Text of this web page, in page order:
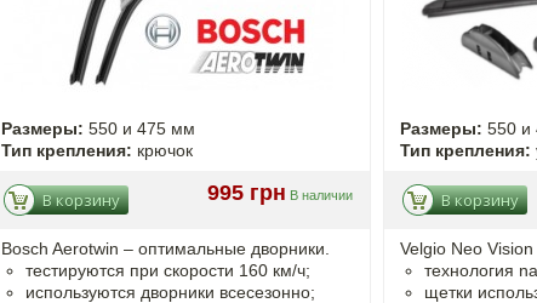
Размеры: 550 и 475 мм
Тип крепления: крючок
995 грн В наличии
В корзину
Bosch Aerotwin – оптимальные дворники.
тестируются при скорости 160 км/ч;
используются дворники всесезонно;
Размеры: 550 и
Тип крепления:
В корзину
Velgio Neo
технология
щетки